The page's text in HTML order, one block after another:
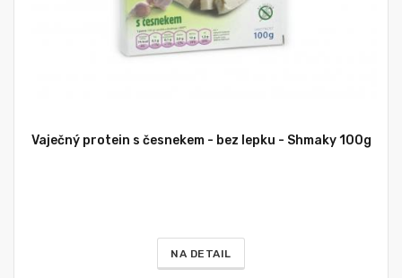
Vaječný protein s česnekem - bez lepku - Shmaky 100g
NA DETAIL